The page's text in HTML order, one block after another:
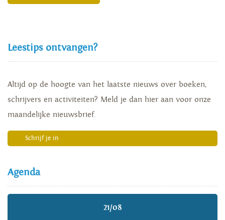
Leestips ontvangen?
Altijd op de hoogte van het laatste nieuws over boeken,
schrijvers en activiteiten? Meld je dan hier aan voor onze
maandelijke nieuwsbrief.
Schrijf je in
Agenda
21/08